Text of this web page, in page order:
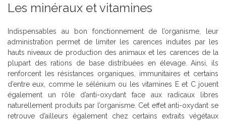
Les minéraux et vitamines
Indispensables au bon fonctionnement de l’organisme, leur
administration permet de limiter les carences induites par les
hauts niveaux de production des animaux et les carences de la
plupart des rations de base distribuées en élevage. Ainsi, ils
renforcent les résistances organiques, immunitaires et certains
d’entre eux, comme le sélénium ou les vitamines E et C jouent
également un rôle d’anti-oxydant face aux radicaux libres
naturellement produits par l’organisme. Cet effet anti-oxydant se
retrouve d’ailleurs également chez certains extraits végétaux